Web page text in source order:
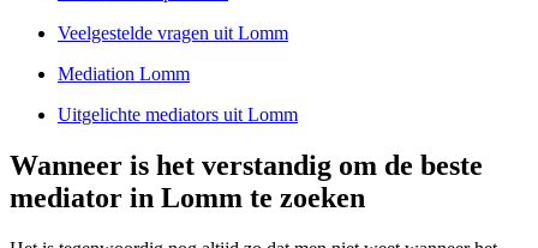
Veelgestelde vragen uit Lomm
Mediation Lomm
Uitgelichte mediators uit Lomm
Wanneer is het verstandig om de beste
mediator in Lomm te zoeken